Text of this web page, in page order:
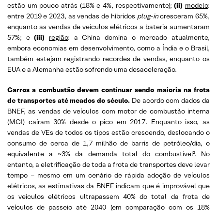
estão um pouco atrás (18% e 4%, respectivamente);(ii) modelo:
entre 2019 e 2023, as vendas de híbridos plug-incresceram 65%,
enquanto as vendas de veículos elétricos a bateria aumentaram
57%; e(iii) região: a China domina o mercado atualmente,
embora economias em desenvolvimento, como a Índia e o Brasil,
também estejam registrando recordes de vendas, enquanto os
EUA e a Alemanha estão sofrendo uma desaceleração.
Carros a combustão devem continuar sendo maioria na frota
de transportes até meados do século. De acordo com dados da
BNEF, as vendas de veículos com motor de combustão interna
(MCI) caíram 30% desde o pico em 2017. Enquanto isso, as
vendas de VEs de todos os tipos estão crescendo, deslocando o
consumo de cerca de 1,7 milhão de barris de petróleo/dia, o
equivalente a ~3% da demanda total do combustível². No
entanto, a eletrificação de toda a frota de transportes deve levar
tempo – mesmo em um cenário de rápida adoção de veículos
elétricos, as estimativas da BNEF indicam que é improvável que
os veículos elétricos ultrapassem 40% do total da frota de
veículos de passeio até 2040 (em comparação com os 18%